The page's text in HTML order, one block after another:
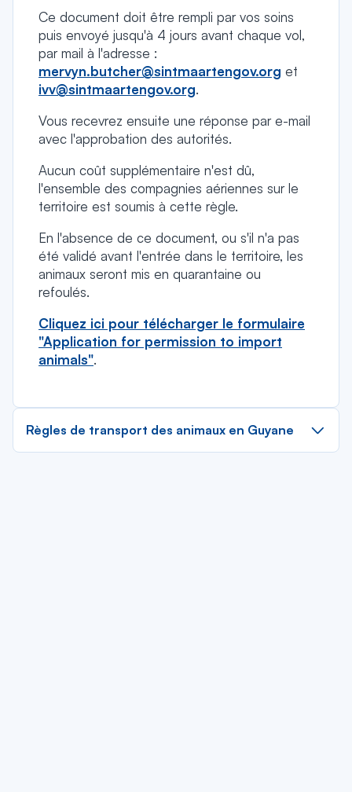
Ce document doit être rempli par vos soins
puis envoyé jusqu'à 4 jours avant chaque vol,
par mail à l'adresse :
mervyn.butcher@sintmaartengov.org et
ivv@sintmaartengov.org.
Vous recevrez ensuite une réponse par e-mail
avec l'approbation des autorités.
Aucun coût supplémentaire n'est dû,
l'ensemble des compagnies aériennes sur le
territoire est soumis à cette règle.
En l'absence de ce document, ou s'il n'a pas
été validé avant l'entrée dans le territoire, les
animaux seront mis en quarantaine ou
refoulés.
Cliquez ici pour télécharger le formulaire
"Application for permission to import
animals".
Règles de transport des animaux en Guyane